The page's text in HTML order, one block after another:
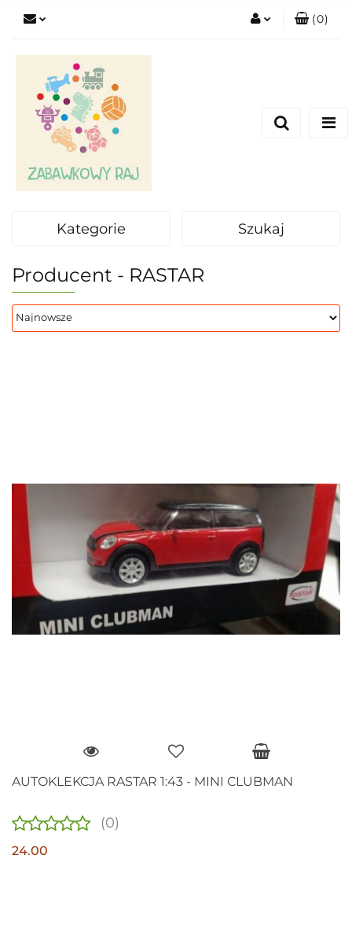
(0)
Kategorie Szukaj
Producent - RASTAR
AUTOKLEKCJA RASTAR 1:43 - MINI CLUBMAN
(0)
24.00